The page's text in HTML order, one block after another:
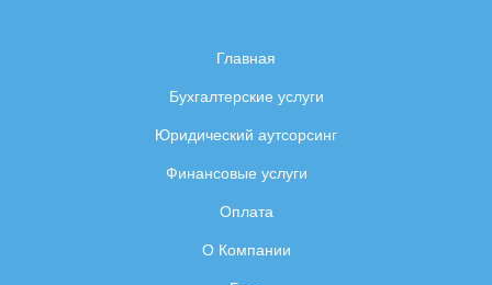
Главная
Бухгалтерские услуги
Юридический аутсорсинг
Финансовые услуги
Оплата
О Компании